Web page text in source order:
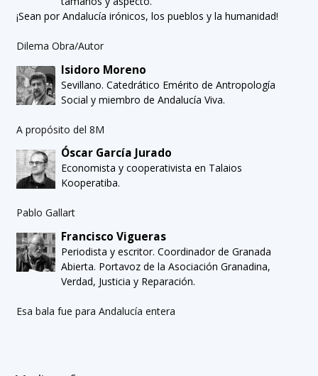
¡Sean por Andalucía irónicos, los pueblos y la humanidad!
Dilema Obra/Autor
Isidoro Moreno
Sevillano. Catedrático Emérito de Antropología
Social y miembro de Andalucía Viva.
A propósito del 8M
Óscar García Jurado
Economista y cooperativista en Talaios
Kooperatiba.
Pablo Gallart
Francisco Vigueras
Periodista y escritor. Coordinador de Granada
Abierta. Portavoz de la Asociación Granadina,
Verdad, Justicia y Reparación.
Esa bala fue para Andalucía entera